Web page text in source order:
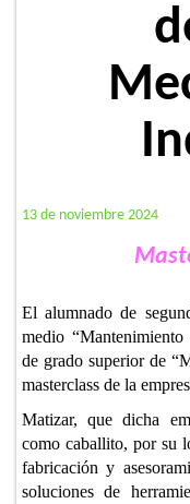
13 de noviembre 2024
El alumnado de
medio
de grado superior de
masterclass de la
Matizar, que dicha
como caballito, por su
fabricación y
soluciones de